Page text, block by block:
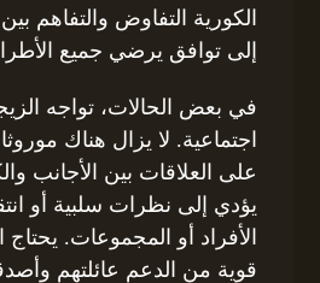
الكورية التفاوض والتفاهم
إلى توافق يرضي جميع
في بعض الحالات، تواجه
اجتماعية. لا يزال هناك
على العلاقات بين الأجانب
يؤدي إلى نظرات سلبية أو
الأفراد أو المجموعات. يحتاج
قوية من الدعم عائلتهم